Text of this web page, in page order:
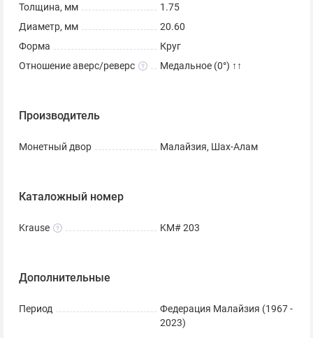
Толщина, мм
1.75
Диаметр, мм
20.60
Форма
Круг
Отношение аверс/реверс
Медальное (0°) ↑↑
Производитель
Монетный двор Малайзия, Шах-Алам
Каталожный номер
Krause KM# 203
Дополнительные
Период
Федерация Малайзия (1967 -
2023)